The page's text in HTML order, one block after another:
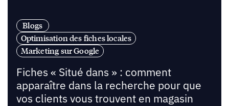
Blogs
Optimisation des fiches locales
Marketing sur Google
Fiches « Situé dans » : comment
apparaître dans la recherche pour que
vos clients vous trouvent en magasin